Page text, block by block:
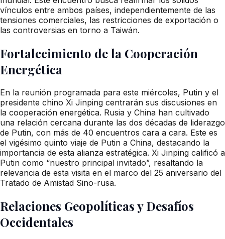
vínculos entre ambos países, independientemente de las
tensiones comerciales, las restricciones de exportación o
las controversias en torno a Taiwán.
Fortalecimiento de la Cooperación
Energética
En la reunión programada para este miércoles, Putin y el
presidente chino Xi Jinping centrarán sus discusiones en
la cooperación energética. Rusia y China han cultivado
una relación cercana durante las dos décadas de liderazgo
de Putin, con más de 40 encuentros cara a cara. Este es
el vigésimo quinto viaje de Putin a China, destacando la
importancia de esta alianza estratégica. Xi Jinping calificó a
Putin como “nuestro principal invitado”, resaltando la
relevancia de esta visita en el marco del 25 aniversario del
Tratado de Amistad Sino-rusa.
Relaciones Geopolíticas y Desafíos
Occidentales